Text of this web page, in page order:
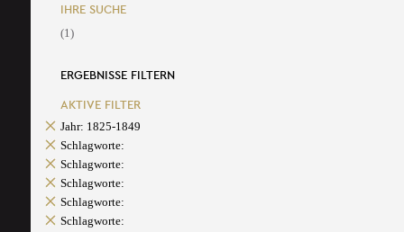
IHRE SUCHE
(1)
ERGEBNISSE FILTERN
AKTIVE FILTER
Jahr: 1825-1849
Schlagworte:
Schlagworte:
Schlagworte:
Schlagworte:
Schlagworte: